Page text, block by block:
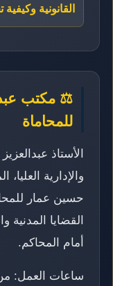
القانونية وكيفية
⚖️ مكتب
للمحاماة
الأستاذ
والإدارية
حسين عمار
القضايا المدنية
أمام المحاكم.
ساعات العمل: